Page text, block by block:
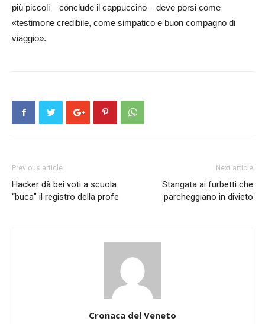
più piccoli – conclude il cappuccino – deve porsi come
«testimone credibile, come simpatico e buon compagno di
viaggio».
Previous article
Hacker dà bei voti a scuola
“buca” il registro della profe
Next article
Stangata ai furbetti che
parcheggiano in divieto
Cronaca del Veneto